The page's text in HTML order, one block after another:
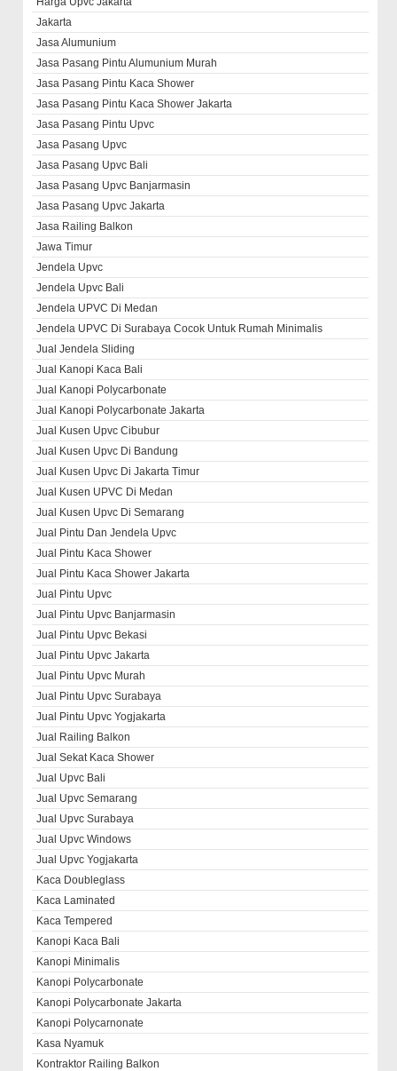
Jakarta
Jasa Alumunium
Jasa Pasang Pintu Alumunium Murah
Jasa Pasang Pintu Kaca Shower
Jasa Pasang Pintu Kaca Shower Jakarta
Jasa Pasang Pintu Upvc
Jasa Pasang Upvc
Jasa Pasang Upvc Bali
Jasa Pasang Upvc Banjarmasin
Jasa Pasang Upvc Jakarta
Jasa Railing Balkon
Jawa Timur
Jendela Upvc
Jendela Upvc Bali
Jendela UPVC Di Medan
Jendela UPVC Di Surabaya Cocok Untuk Rumah Minimalis
Jual Jendela Sliding
Jual Kanopi Kaca Bali
Jual Kanopi Polycarbonate
Jual Kanopi Polycarbonate Jakarta
Jual Kusen Upvc Cibubur
Jual Kusen Upvc Di Bandung
Jual Kusen Upvc Di Jakarta Timur
Jual Kusen UPVC Di Medan
Jual Kusen Upvc Di Semarang
Jual Pintu Dan Jendela Upvc
Jual Pintu Kaca Shower
Jual Pintu Kaca Shower Jakarta
Jual Pintu Upvc
Jual Pintu Upvc Banjarmasin
Jual Pintu Upvc Bekasi
Jual Pintu Upvc Jakarta
Jual Pintu Upvc Murah
Jual Pintu Upvc Surabaya
Jual Pintu Upvc Yogjakarta
Jual Railing Balkon
Jual Sekat Kaca Shower
Jual Upvc Bali
Jual Upvc Semarang
Jual Upvc Surabaya
Jual Upvc Windows
Jual Upvc Yogjakarta
Kaca Doubleglass
Kaca Laminated
Kaca Tempered
Kanopi Kaca Bali
Kanopi Minimalis
Kanopi Polycarbonate
Kanopi Polycarbonate Jakarta
Kanopi Polycarnonate
Kasa Nyamuk
Kontraktor Railing Balkon